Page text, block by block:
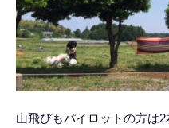
山飛びもパイロットの方は2